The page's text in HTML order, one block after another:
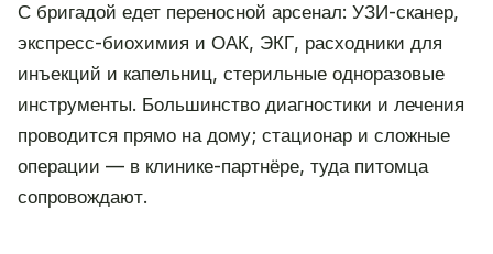
С бригадой едет переносной арсенал: УЗИ-сканер,
экспресс-биохимия и ОАК, ЭКГ, расходники для
инъекций и капельниц, стерильные одноразовые
инструменты. Большинство диагностики и лечения
проводится прямо на дому; стационар и сложные
операции — в клинике-партнёре, туда питомца
сопровождают.